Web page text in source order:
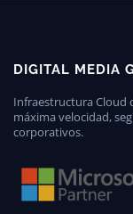
DIGITAL MEDIA
Infraestructura Cloud
máxima velocidad,
corporativos.